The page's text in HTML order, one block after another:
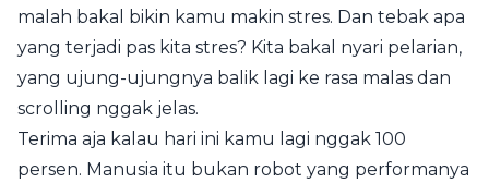
malah bakal bikin kamu makin stres. Dan tebak apa
yang terjadi pas kita stres? Kita bakal nyari pelarian,
yang ujung-ujungnya balik lagi ke rasa malas dan
scrolling nggak jelas.
Terima aja kalau hari ini kamu lagi nggak 100
persen. Manusia itu bukan robot yang performanya